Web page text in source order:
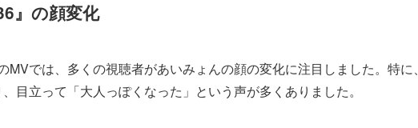
』の顔変化
では、多くの視聴者があいみょんの顔の変化に注目しました。特に、
目立って「大人っぽくなった」という声が多くありました。